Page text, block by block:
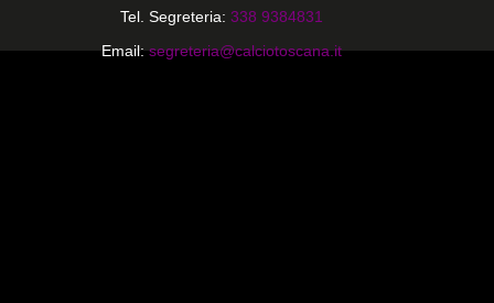
Tel. Segreteria: 338 9384831
Email: segreteria@calciotoscana.it